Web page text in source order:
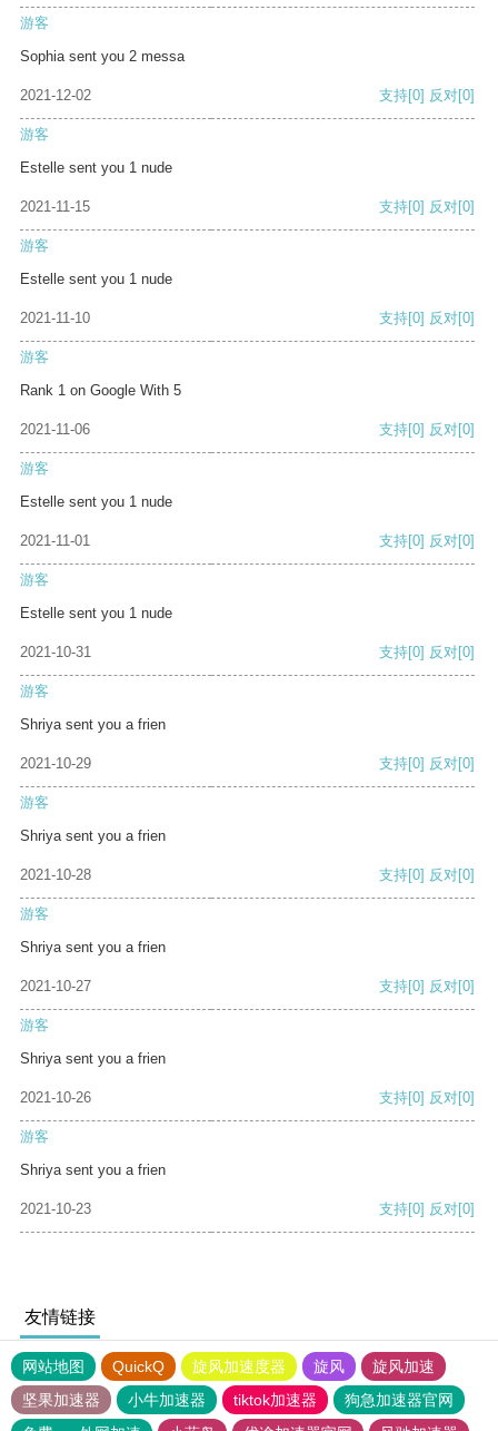
游客
Sophia sent you 2 messa
2021-12-02 支持[0] 反对[0]
游客
Estelle sent you 1 nude
2021-11-15 支持[0] 反对[0]
游客
Estelle sent you 1 nude
2021-11-10 支持[0] 反对[0]
游客
Rank 1 on Google With 5
2021-11-06 支持[0] 反对[0]
游客
Estelle sent you 1 nude
2021-11-01 支持[0] 反对[0]
游客
Estelle sent you 1 nude
2021-10-31 支持[0] 反对[0]
游客
Shriya sent you a frien
2021-10-29 支持[0] 反对[0]
游客
Shriya sent you a frien
2021-10-28 支持[0] 反对[0]
游客
Shriya sent you a frien
2021-10-27 支持[0] 反对[0]
游客
Shriya sent you a frien
2021-10-26 支持[0] 反对[0]
游客
Shriya sent you a frien
2021-10-23 支持[0] 反对[0]
友情链接
网站地图 QuickQ 旋风加速度器 旋风
旋风加速
坚果加速器
小牛加速器 tiktok加速器
狗急加速器官网